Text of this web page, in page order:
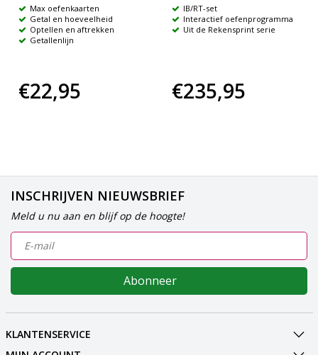
Max oefenkaarten
Getal en hoeveelheid
Optellen en aftrekken
Getallenlijn
€22,95
IB/RT-set
Interactief oefenprogramma
Uit de Rekensprint serie
€235,95
INSCHRIJVEN NIEUWSBRIEF
Meld u nu aan en blijf op de hoogte!
Abonneer
KLANTENSERVICE